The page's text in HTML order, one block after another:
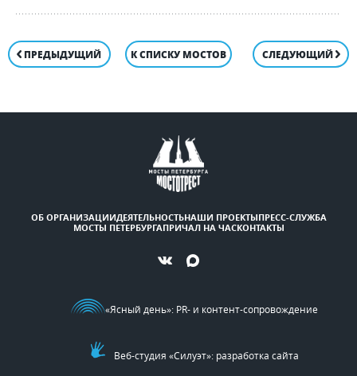
ПРЕДЫДУЩИЙ К СПИСКУ МОСТОВ СЛЕДУЮЩИЙ
ОБ ОРГАНИЗАЦИИДЕЯТЕЛЬНОСТЬНАШИ ПРОЕКТЫПРЕСС-СЛУЖБА
МОСТЫ ПЕТЕРБУРГАПРИЧАЛ НА ЧАСКОНТАКТЫ
«Ясный день»: PR- и контент-сопровождение
Веб-студия «Силуэт»: разработка сайта